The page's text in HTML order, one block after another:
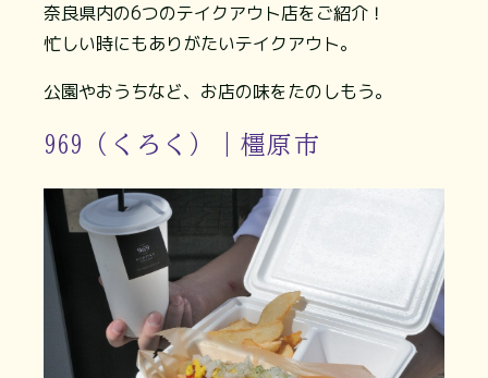
奈良県内の6つのテイクアウト店をご紹介！
忙しい時にもありがたいテイクアウト。
公園やおうちなど、お店の味をたのしもう。
969（くろく）｜橿原市